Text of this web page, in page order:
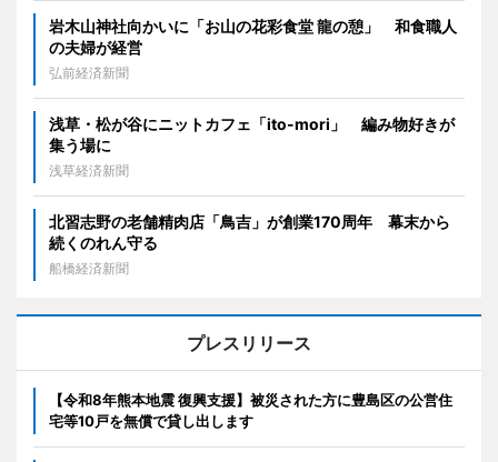
岩木山神社向かいに「お山の花彩食堂 龍の憩」 和食職人
の夫婦が経営
弘前経済新聞
浅草・松が谷にニットカフェ「ito-mori」 編み物好きが
集う場に
浅草経済新聞
北習志野の老舗精肉店「鳥吉」が創業170周年 幕末から
続くのれん守る
船橋経済新聞
プレスリリース
【令和8年熊本地震 復興支援】被災された方に豊島区の公営住
宅等10戸を無償で貸し出します